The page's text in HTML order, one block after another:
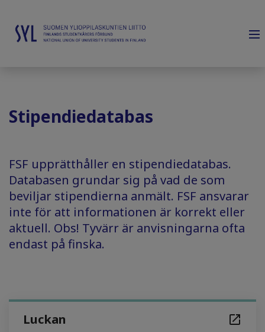
Stipendiedatabas
FSF upprätthåller en stipendiedatabas.
Databasen grundar sig på vad de som
beviljar stipendierna anmält. FSF ansvarar
inte för att informationen är korrekt eller
aktuell. Obs! Tyvärr är anvisningarna ofta
endast på finska.
Luckan